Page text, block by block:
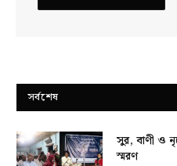
সর্বশেষ
সুর, বাণী ও
স্মরণ